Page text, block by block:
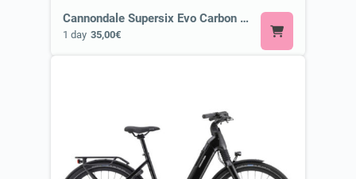
Cannondale Supersix Evo Carbon 3 105 di2 or Similar
1 day 35,00€